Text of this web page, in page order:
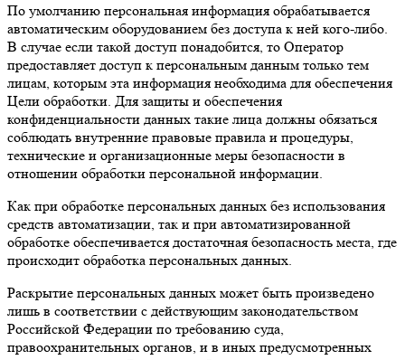
По умолчанию персональная информация обрабатывается
автоматическим оборудованием без доступа к ней кого-либо.
В случае если такой доступ понадобится, то Оператор
предоставляет доступ к персональным данным только тем
лицам, которым эта информация необходима для обеспечения
Цели обработки. Для защиты и обеспечения
конфиденциальности данных такие лица должны обязаться
соблюдать внутренние правовые правила и процедуры,
технические и организационные меры безопасности в
отношении обработки персональной информации.
Как при обработке персональных данных без использования
средств автоматизации, так и при автоматизированной
обработке обеспечивается достаточная безопасность места, где
происходит обработка персональных данных.
Раскрытие персональных данных может быть произведено
лишь в соответствии с действующим законодательством
Российской Федерации по требованию суда,
правоохранительных органов, и в иных предусмотренных